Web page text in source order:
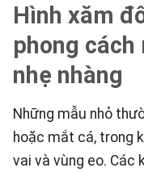
Hình xăm
phong
nhẹ nhàng
Những mẫu nhỏ
hoặc mắt cá, trong
vai và vùng eo. Các